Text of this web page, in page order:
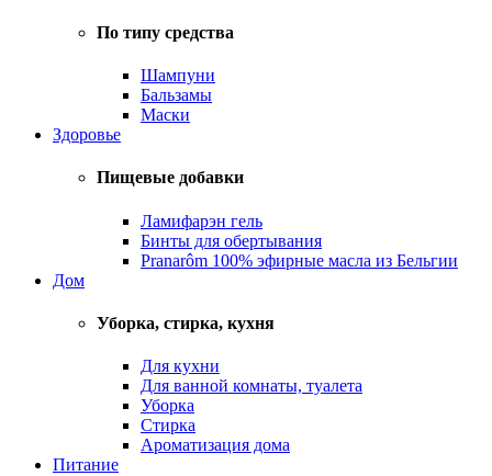
По типу средства
Шампуни
Бальзамы
Маски
Здоровье
Пищевые добавки
Ламифарэн гель
Бинты для обертывания
Pranarôm 100% эфирные масла из Бельгии
Дом
Уборка, стирка, кухня
Для кухни
Для ванной комнаты, туалета
Уборка
Стирка
Ароматизация дома
Питание